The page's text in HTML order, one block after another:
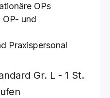
OPs
OP- und
Praxispersonal
Gr. L - 1 St.